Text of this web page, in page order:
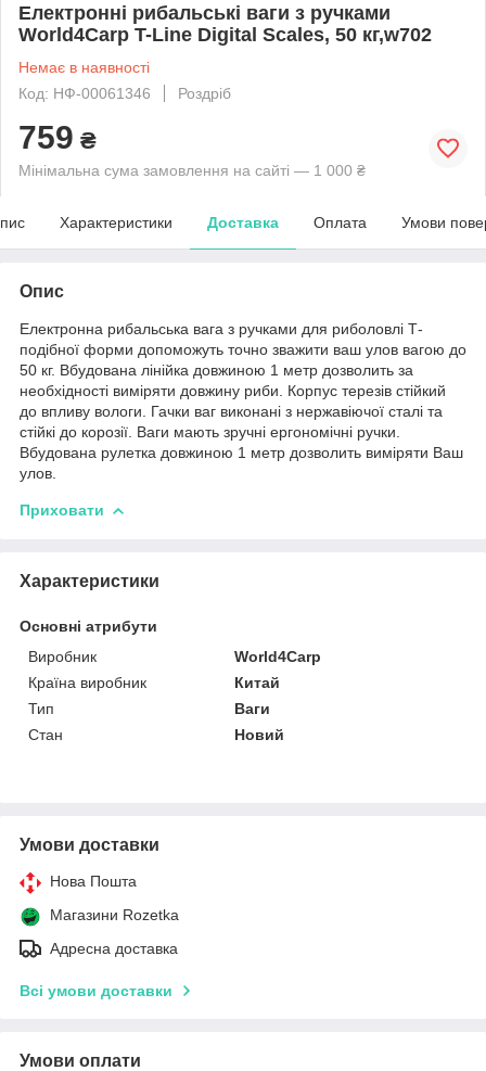
Електронні рибальські ваги з ручками
World4Carp T-Line Digital Scales, 50 кг,w702
Немає в наявності
Код: НФ-00061346
Роздріб
759 ₴
Мінімальна сума замовлення на сайті — 1 000 ₴
Характеристики Доставка Оплата Умови
Опис
Електронна рибальська вага з ручками для риболовлі Т-
подібної форми допоможуть точно зважити ваш улов вагою до
50 кг. Вбудована лінійка довжиною 1 метр дозволить за
необхідності виміряти довжину риби. Корпус терезів стійкий
до впливу вологи. Гачки ваг виконані з нержавіючої сталі та
стійкі до корозії. Ваги мають зручні ергономічні ручки.
Вбудована рулетка довжиною 1 метр дозволить виміряти Ваш
улов.
Приховати
Характеристики
Основні атрибути
Виробник
World4Carp
Країна виробник
Китай
Тип
Ваги
Стан
Новий
Умови доставки
Нова Пошта
Магазини Rozetka
Адресна доставка
Всі умови доставки
Умови оплати